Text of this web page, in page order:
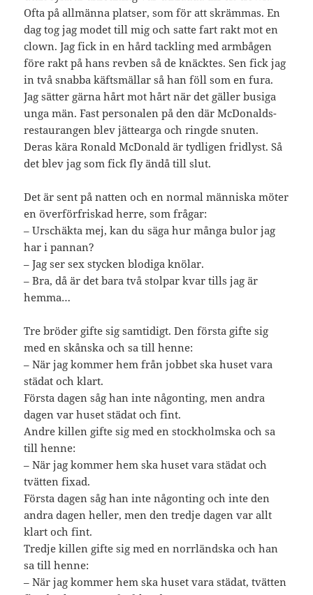
Ofta på allmänna platser, som för att skrämmas. En
dag tog jag modet till mig och satte fart rakt mot en
clown. Jag fick in en hård tackling med armbågen
före rakt på hans revben så de knäcktes. Sen fick jag
in två snabba käftsmällar så han föll som en fura.
Jag sätter gärna hårt mot hårt när det gäller busiga
unga män. Fast personalen på den där McDonalds-
restaurangen blev jättearga och ringde snuten.
Deras kära Ronald McDonald är tydligen fridlyst. Så
det blev jag som fick fly ändå till slut.
Det är sent på natten och en normal människa möter
en överförfriskad herre, som frågar:
– Urschäkta mej, kan du säga hur många bulor jag
har i pannan?
– Jag ser sex stycken blodiga knölar.
– Bra, då är det bara två stolpar kvar tills jag är
hemma…
Tre bröder gifte sig samtidigt. Den första gifte sig
med en skånska och sa till henne:
– När jag kommer hem från jobbet ska huset vara
städat och klart.
Första dagen såg han inte någonting, men andra
dagen var huset städat och fint.
Andre killen gifte sig med en stockholmska och sa
till henne:
– När jag kommer hem ska huset vara städat och
tvätten fixad.
Första dagen såg han inte någonting och inte den
andra dagen heller, men den tredje dagen var allt
klart och fint.
Tredje killen gifte sig med en norrländska och han
sa till henne:
– När jag kommer hem ska huset vara städat, tvätten